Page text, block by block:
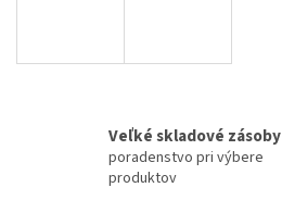
Veľké skladové zásoby
poradenstvo pri výbere
produktov